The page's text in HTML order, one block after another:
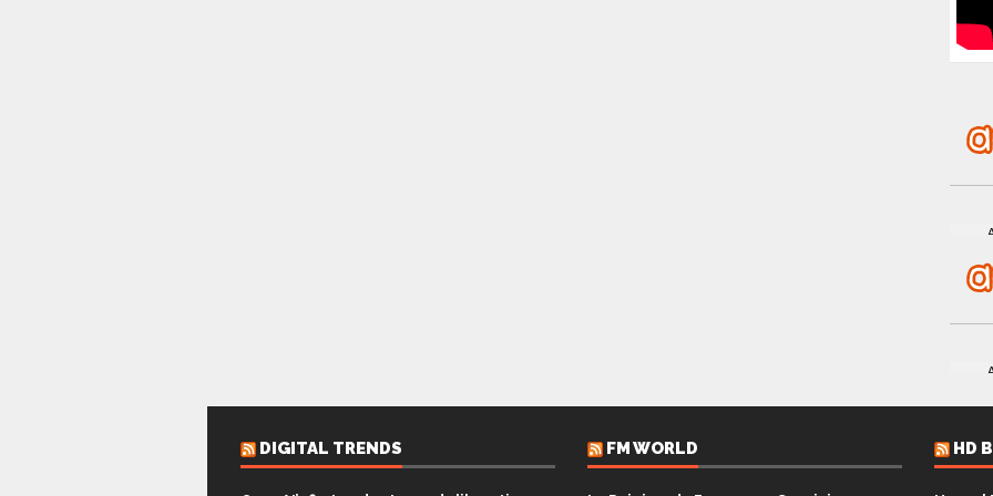
DIGITAL TRENDS FM WORLD HD